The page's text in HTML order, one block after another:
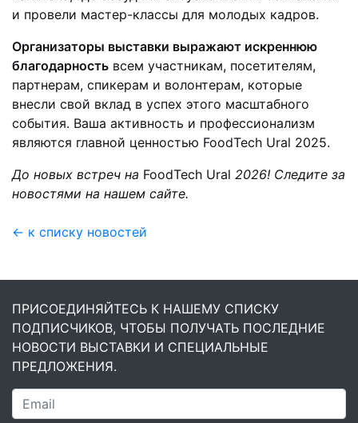
и провели мастер-классы для молодых кадров.
Организаторы выставки выражают искреннюю
благодарность всем участникам, посетителям,
партнерам, спикерам и волонтерам, которые
внесли свой вклад в успех этого масштабного
события. Ваша активность и профессионализм
являются главной ценностью FoodTech Ural 2025.
До новых встреч на FoodTech Ural 2026! Следите за
новостями на нашем сайте.
← к списку новостей
ПРИСОЕДИНЯЙТЕСЬ К НАШЕМУ СПИСКУ
ПОДПИСЧИКОВ, ЧТОБЫ ПОЛУЧАТЬ ПОСЛЕДНИЕ
НОВОСТИ ВЫСТАВКИ И СПЕЦИАЛЬНЫЕ
ПРЕДЛОЖЕНИЯ.